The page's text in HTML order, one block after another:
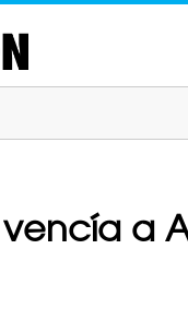
vencía a